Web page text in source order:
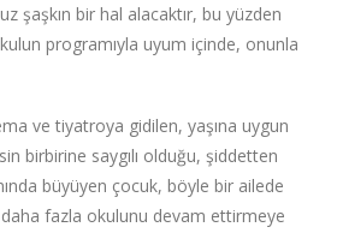
şaşkın bir hal alacaktır, bu yüzden
programıyla uyum içinde, onunla
ve tiyatroya gidilen, yaşına uygun
birbirine saygılı olduğu, şiddetten
büyüyen çocuk, böyle bir ailede
fazla okulunu devam ettirmeye